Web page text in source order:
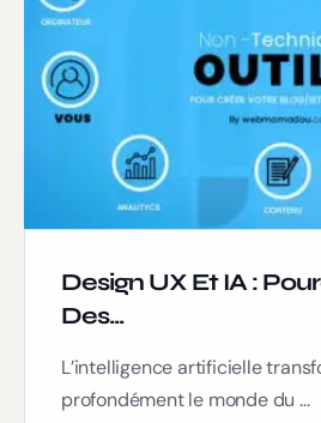
Design UX Et IA :
Des...
L’intelligence artificielle
profondément le monde du ...